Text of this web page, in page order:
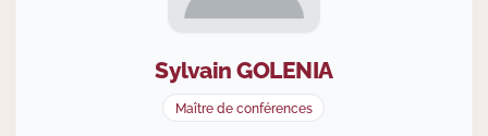
SylvainGOLENIA
Maître de conférences